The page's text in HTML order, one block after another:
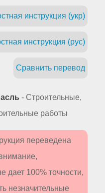
инструкция (укр)
инструкция (рус)
Сравнить перевод
- Строительные,
работы
переведена
дает 100% точности,
незначительные